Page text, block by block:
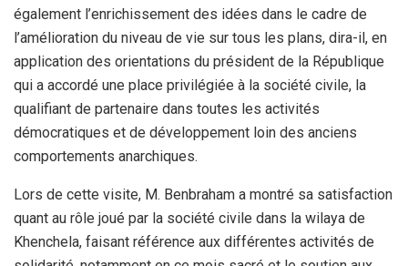
également l’enrichissement des idées dans le cadre de
l’amélioration du niveau de vie sur tous les plans, dira-il, en
application des orientations du président de la République
qui a accordé une place privilégiée à la société civile, la
qualifiant de partenaire dans toutes les activités
démocratiques et de développement loin des anciens
comportements anarchiques.
Lors de cette visite, M. Benbraham a montré sa satisfaction
quant au rôle joué par la société civile dans la wilaya de
Khenchela, faisant référence aux différentes activités de